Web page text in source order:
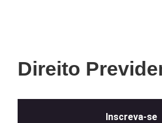
Direito
Inscreva-se